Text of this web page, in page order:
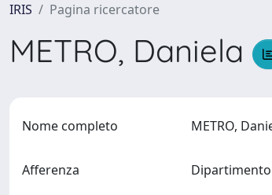
IRIS Pagina ricercatore
METRO, Daniela
Nome completo METRO,
Afferenza